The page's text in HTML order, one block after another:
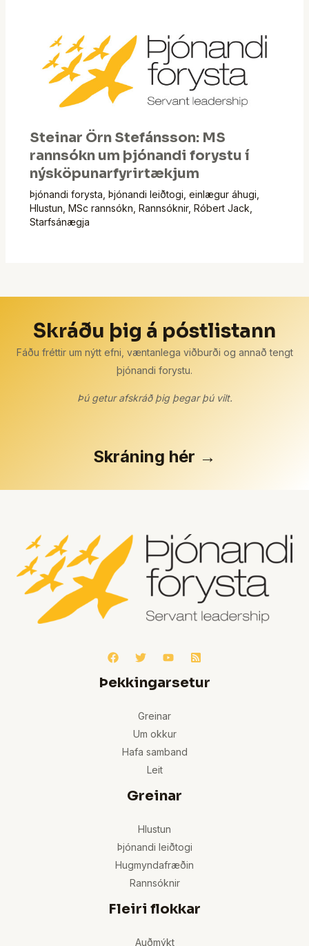
Steinar Örn Stefánsson: MS
rannsókn um þjónandi forystu í
nýsköpunarfyrirtækjum
Þjónandi forysta Þjónandi leiðtogi einlægur áhugi
Hlustun MSc rannsókn Rannsóknir, Róbert Jack
Starfsánægja
Skráðu þig á póstlistann
Fáðu fréttir um nýtt efni, væntanlega viðburði og annað tengt
þjónandi forystu.
Þú getur afskráð þig þegar þú vilt.
Skráning hér →
Þekkingarsetur
Greinar
Um okkur
Hafa samband
Leit
Greinar
Hlustun
Þjónandi leiðtogi
Hugmyndafræðin
Rannsóknir
Fleiri flokkar
Auðmýkt